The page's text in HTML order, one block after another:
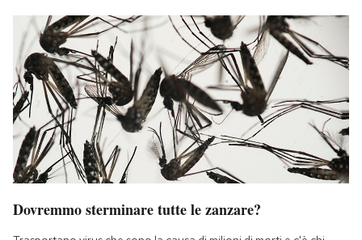
Dovremmo sterminare tutte le zanzare?